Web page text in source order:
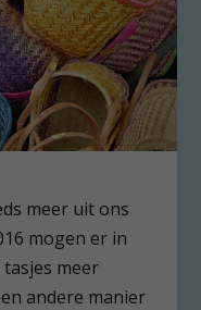
meer uit ons
mogen er in
meer
andere manier